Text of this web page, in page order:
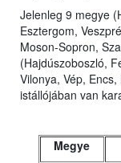
Jelenleg 9 megye
Esztergom,
Moson-Sopron,
(Hajdúszoboszló,
Vilonya, Vép,
istállójában van
Megye